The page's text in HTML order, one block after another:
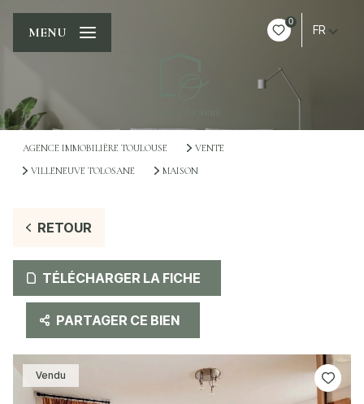
0
FR
MENU
AGENCE IMMOBILIÈRE TOULOUSE
VENTE
VILLENEUVE TOLOSANE
MAISON
RETOUR
TÉLÉCHARGER LA FICHE
PARTAGER CE BIEN
Vendu